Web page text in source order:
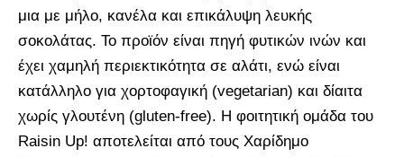
μια με μήλο, κανέλα και επικάλυψη λευκής
σοκολάτας. Το προϊόν είναι πηγή φυτικών ινών και
έχει χαμηλή περιεκτικότητα σε αλάτι, ενώ είναι
κατάλληλο για χορτοφαγική (vegetarian) και δίαιτα
χωρίς γλουτένη (gluten-free). Η φοιτητική ομάδα του
Raisin Up! αποτελείται από τους Χαρίδημο